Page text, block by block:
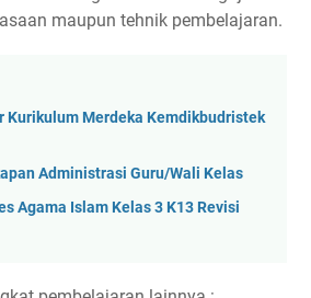
maupun tehnik pembelajaran.
Kurikulum Merdeka Kemdikbudristek
Administrasi Guru/Wali Kelas
Agama Islam Kelas 3 K13 Revisi